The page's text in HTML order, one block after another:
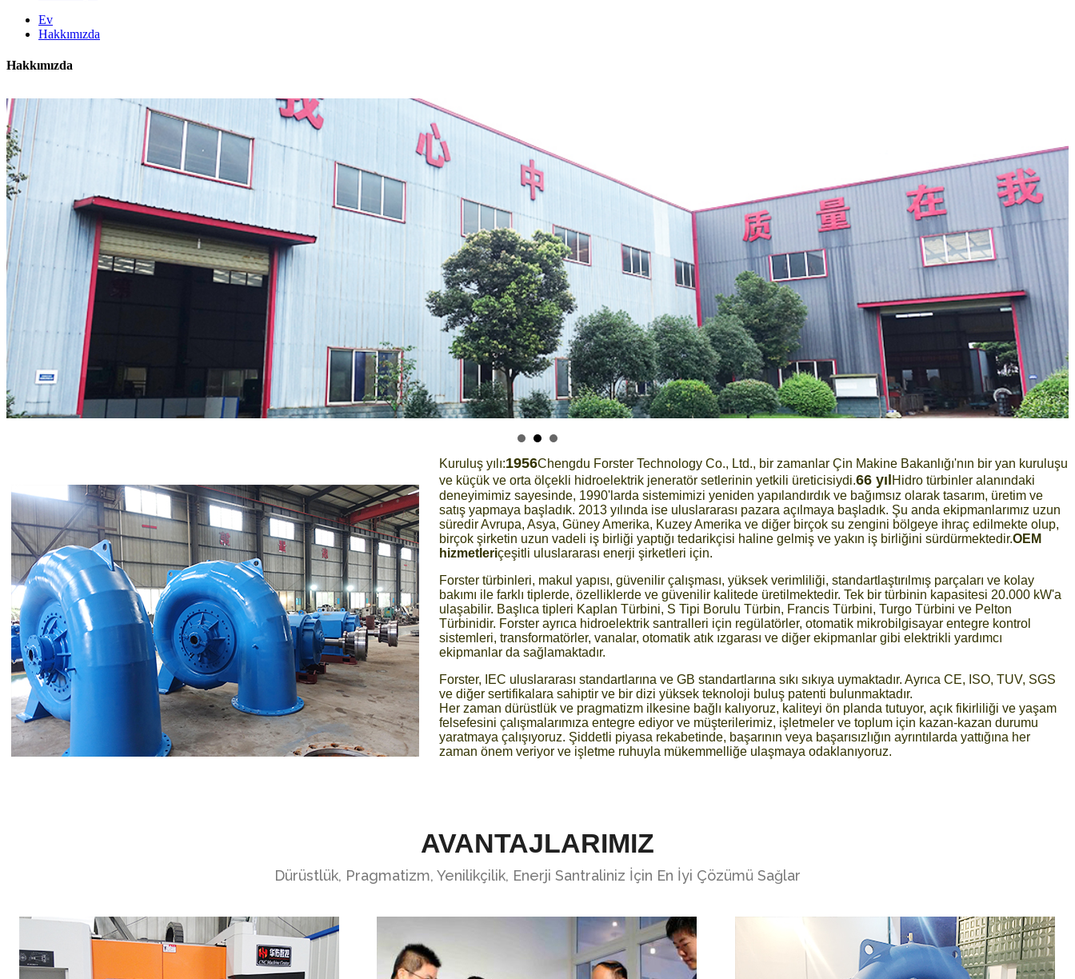
Ev
Hakkımızda
Hakkımızda
Kuruluş yılı:1956Chengdu Forster Technology Co., Ltd., bir zamanlar Çin Makine Bakanlığı'nın bir yan kuruluşu
ve küçük ve orta ölçekli hidroelektrik jeneratör setlerinin yetkili üreticisiydi.66 yılHidro türbinler alanındaki
deneyimimiz sayesinde, 1990'larda sistemimizi yeniden yapılandırdık ve bağımsız olarak tasarım, üretim ve
satış yapmaya başladık. 2013 yılında ise uluslararası pazara açılmaya başladık. Şu anda ekipmanlarımız uzun
süredir Avrupa, Asya, Güney Amerika, Kuzey Amerika ve diğer birçok su zengini bölgeye ihraç edilmekte olup,
birçok şirketin uzun vadeli iş birliği yaptığı tedarikçisi haline gelmiş ve yakın iş birliğini sürdürmektedir.OEM
hizmetleriçeşitli uluslararası enerji şirketleri için.
Forster türbinleri, makul yapısı, güvenilir çalışması, yüksek verimliliği, standartlaştırılmış parçaları ve kolay
bakımı ile farklı tiplerde, özelliklerde ve güvenilir kalitede üretilmektedir. Tek bir türbinin kapasitesi 20.000 kW'a
ulaşabilir. Başlıca tipleri Kaplan Türbini, S Tipi Borulu Türbin, Francis Türbini, Turgo Türbini ve Pelton
Türbinidir. Forster ayrıca hidroelektrik santralleri için regülatörler, otomatik mikrobilgisayar entegre kontrol
sistemleri, transformatörler, vanalar, otomatik atık ızgarası ve diğer ekipmanlar gibi elektrikli yardımcı
ekipmanlar da sağlamaktadır.
Forster, IEC uluslararası standartlarına ve GB standartlarına sıkı sıkıya uymaktadır. Ayrıca CE, ISO, TUV, SGS
ve diğer sertifikalara sahiptir ve bir dizi yüksek teknoloji buluş patenti bulunmaktadır.
Her zaman dürüstlük ve pragmatizm ilkesine bağlı kalıyoruz, kaliteyi ön planda tutuyor, açık fikirliliği ve yaşam
felsefesini çalışmalarımıza entegre ediyor ve müşterilerimiz, işletmeler ve toplum için kazan-kazan durumu
yaratmaya çalışıyoruz. Şiddetli piyasa rekabetinde, başarının veya başarısızlığın ayrıntılarda yattığına her
zaman önem veriyor ve işletme ruhuyla mükemmelliğe ulaşmaya odaklanıyoruz.
AVANTAJLARIMIZ
Dürüstlük, Pragmatizm, Yenilikçilik, Enerji Santraliniz İçin En İyi Çözümü Sağlar